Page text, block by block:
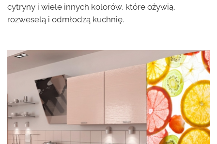
cytryny i wiele innych kolorów, które ożywią,
rozweselą i odmłodzą kuchnię.